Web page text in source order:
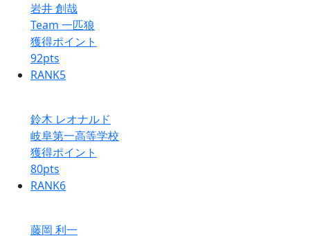
岩井 創哉
Team 一匹狼
獲得ポイント
92pts
RANK5
鈴木 レオナルド
岐阜第一高等学校
獲得ポイント
80pts
RANK6
藤岡 利一